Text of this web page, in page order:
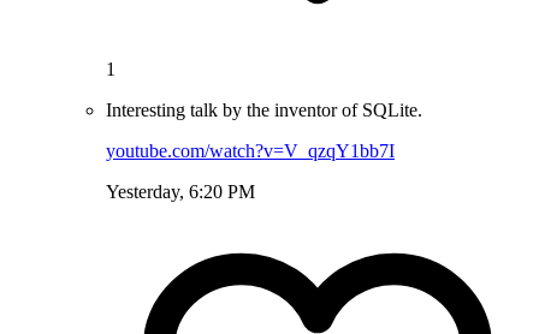
1
Interesting talk by the inventor of SQLite.
youtube.com/watch?v=V_qzqY1bb7I
Yesterday, 6:20 PM